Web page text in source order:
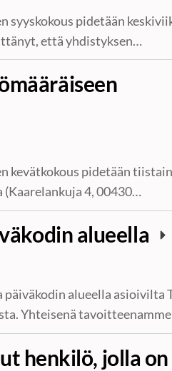
syyskokous pidetään
että yhdistyksen…
kevätkokous pidetään
(Kaarelankuja 4, 00430…
alueella
alueella asioivilta
Yhteisenä
henkilö, jolla on